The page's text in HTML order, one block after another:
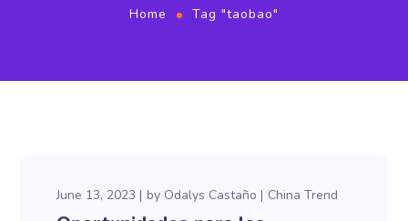
Home Tag "taobao"
June 13, 2023 by Odalys Castaño China Trend